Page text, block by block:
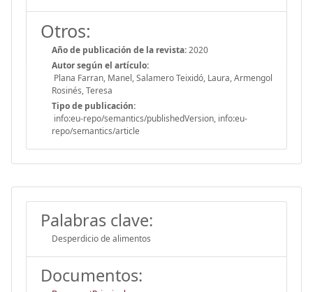
Otros:
Año de publicación de la revista:2020
Autor según el artículo:
Plana Farran, Manel, Salamero Teixidó, Laura, Armengol
Rosinés, Teresa
Tipo de publicación:
info:eu-repo/semantics/publishedVersion, info:eu-
repo/semantics/article
Palabras clave:
Desperdicio de alimentos
Documentos: